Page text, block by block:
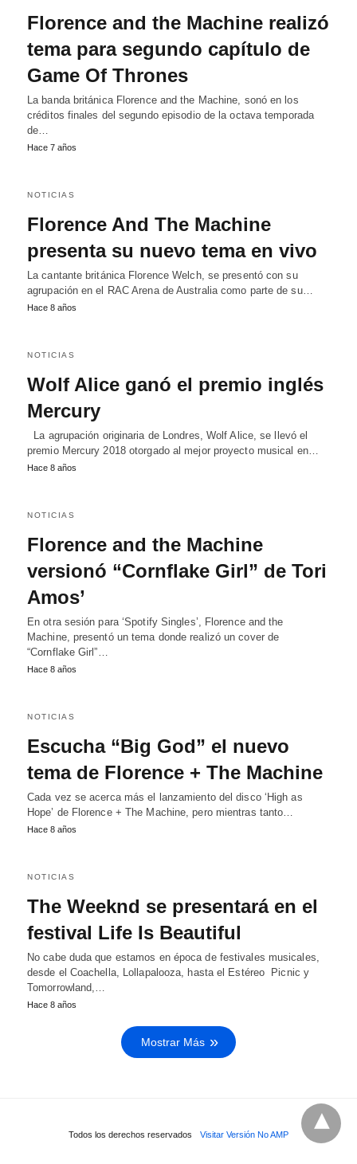
Florence and the Machine realizó
tema para segundo capítulo de
Game Of Thrones
La banda británica Florence and the Machine, sonó en los
créditos finales del segundo episodio de la octava temporada
de…
Hace 7 años
NOTICIAS
Florence And The Machine
presenta su nuevo tema en vivo
La cantante británica Florence Welch, se presentó con su
agrupación en el RAC Arena de Australia como parte de su…
Hace 8 años
NOTICIAS
Wolf Alice ganó el premio inglés
Mercury
La agrupación originaria de Londres, Wolf Alice, se llevó el
premio Mercury 2018 otorgado al mejor proyecto musical en…
Hace 8 años
NOTICIAS
Florence and the Machine
versionó “Cornflake Girl” de Tori
Amos’
En otra sesión para ‘Spotify Singles’, Florence and the
Machine, presentó un tema donde realizó un cover de
“Cornflake Girl”…
Hace 8 años
NOTICIAS
Escucha “Big God” el nuevo
tema de Florence + The Machine
Cada vez se acerca más el lanzamiento del disco ‘High as
Hope’ de Florence + The Machine, pero mientras tanto…
Hace 8 años
NOTICIAS
The Weeknd se presentará en el
festival Life Is Beautiful
No cabe duda que estamos en época de festivales musicales,
desde el Coachella, Lollapalooza, hasta el Estéreo Picnic y
Tomorrowland,…
Hace 8 años
Mostrar Más
Todos los derechos reservados Visitar Versión No AMP